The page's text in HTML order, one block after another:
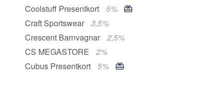
Coolstuff Presentkort
5%
Craft Sportswear
3,5%
Crescent Barnvagnar
2,5%
CS MEGASTORE
2%
Cubus Presentkort
5%